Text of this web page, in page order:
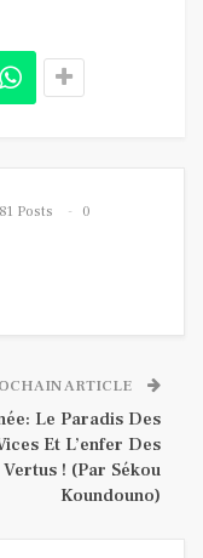
Posts
0
ARTICLE
Le Paradis Des
Et L’enfer Des
Vertus ! (Par Sékou
Koundouno)